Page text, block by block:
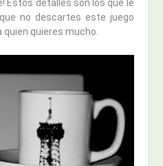
Estos detalles son los que le
no descartes este juego
quieres mucho.